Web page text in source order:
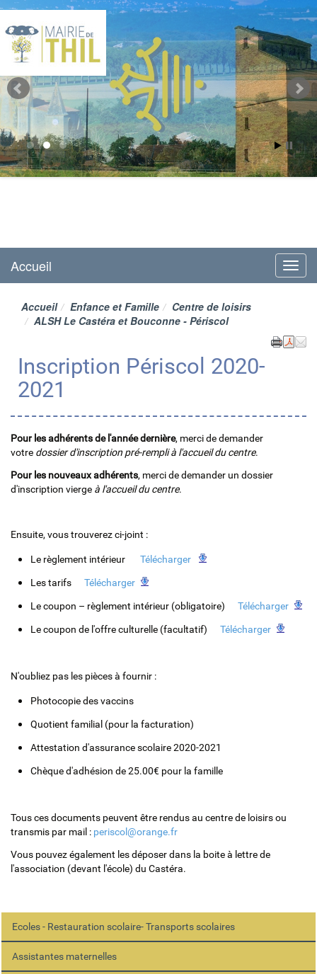
Mairie de Thil
site officiel
Menu
Accueil
Accueil Enfance et Famille
Centre de loisirs
ALSH Le Castéra et Bouconne - Périscol
Inscription Périscol 2020-
2021
Pour les adhérents de l'année dernière, merci de demander
votre dossier d'inscription pré-rempli à l'accueil du centre.
Pour les nouveaux adhérents, merci de demander un dossier
d'inscription vierge à l'accueil du centre.
Ensuite, vous trouverez ci-joint :
Le règlement intérieur Télécharger
Les tarifs Télécharger
Le coupon – règlement intérieur (obligatoire) Télécharger
Le coupon de l'offre culturelle (facultatif) Télécharger
N'oubliez pas les pièces à fournir :
Photocopie des vaccins
Quotient familial (pour la facturation)
Attestation d'assurance scolaire 2020-2021
Chèque d'adhésion de 25.00€ pour la famille
Tous ces documents peuvent être rendus au centre de loisirs ou
transmis par mail : periscol@orange.fr
Vous pouvez également les déposer dans la boite à lettre de
l'association (devant l'école) du Castéra.
Ecoles - Restauration scolaire- Transports scolaires
Assistantes maternelles